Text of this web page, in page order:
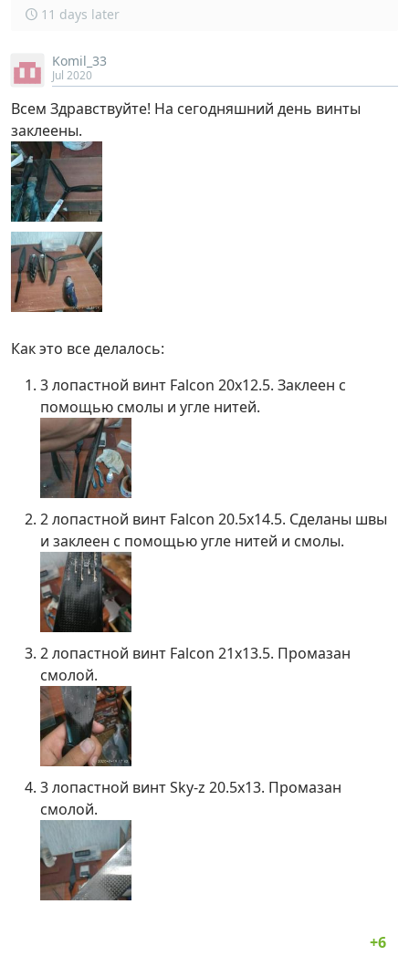
11 days later
Komil_33
Jul 2020
Всем Здравствуйте! На сегодняшний день винты
заклеены.
Как это все делалось:
3 лопастной винт Falcon 20х12.5. Заклеен с
помощью смолы и угле нитей.
2 лопастной винт Falcon 20.5х14.5. Сделаны швы
и заклеен с помощью угле нитей и смолы.
2 лопастной винт Falcon 21х13.5. Промазан
смолой.
3 лопастной винт Sky-z 20.5х13. Промазан
смолой.